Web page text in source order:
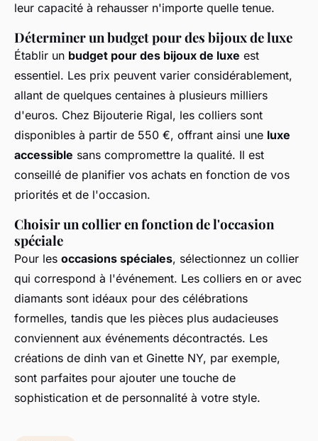
leur capacité à rehausser n'importe quelle tenue.
Déterminer un budget pour des bijoux de luxe
Établir un budget pour des bijoux de luxe est
essentiel. Les prix peuvent varier considérablement,
allant de quelques centaines à plusieurs milliers
d'euros. Chez Bijouterie Rigal, les colliers sont
disponibles à partir de 550 €, offrant ainsi une luxe
accessible sans compromettre la qualité. Il est
conseillé de planifier vos achats en fonction de vos
priorités et de l'occasion.
Choisir un collier en fonction de l'occasion
spéciale
Pour les occasions spéciales, sélectionnez un collier
qui correspond à l'événement. Les colliers en or avec
diamants sont idéaux pour des célébrations
formelles, tandis que les pièces plus audacieuses
conviennent aux événements décontractés. Les
créations de dinh van et Ginette NY, par exemple,
sont parfaites pour ajouter une touche de
sophistication et de personnalité à votre style.